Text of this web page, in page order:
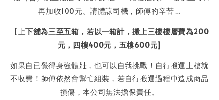
再加收100元。請體諒司機，師傅的辛苦…
【 上下舖為三至五箱，若以一箱計，搬上三樓樓層費為200
元，四樓400元，五樓600元]
如果自已覺得身強體壯，也可以自我挑戰！自行搬運上樓就
不收費！師傅依然會幫忙組裝，若自行搬運過程中造成商品
損傷，本公司無法擔保責任。